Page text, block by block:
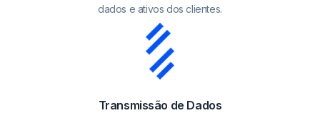
dados e ativos dos clientes.
Transmissão de Dados